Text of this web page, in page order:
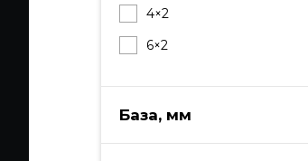
4×2
6×2
База, мм